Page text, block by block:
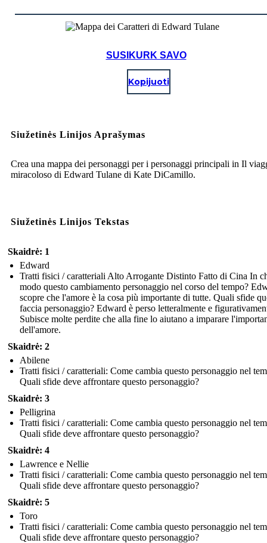
SUSIKURK SAVO
Kopijuoti
Siužetinės Linijos Aprašymas
Crea una mappa dei personaggi per i personaggi principali in Il
miracoloso di Edward Tulane di Kate DiCamillo.
Siužetinės Linijos Tekstas
Skaidrė: 1
Edward
Tratti fisici / caratteriali Alto Arrogante Distinto Fatto di Cina In
modo questo cambiamento personaggio nel corso del tempo?
scopre che l'amore è la cosa più importante di tutte. Quali sfide
faccia personaggio? Edward è perso letteralmente e
Subisce molte perdite che alla fine lo aiutano a imparare
dell'amore.
Skaidrė: 2
Abilene
Tratti fisici / caratteriali: Come cambia questo personaggio nel
Quali sfide deve affrontare questo personaggio?
Skaidrė: 3
Pelligrina
Tratti fisici / caratteriali: Come cambia questo personaggio nel
Quali sfide deve affrontare questo personaggio?
Skaidrė: 4
Lawrence e Nellie
Tratti fisici / caratteriali: Come cambia questo personaggio nel
Quali sfide deve affrontare questo personaggio?
Skaidrė: 5
Toro
Tratti fisici / caratteriali: Come cambia questo personaggio nel
Quali sfide deve affrontare questo personaggio?